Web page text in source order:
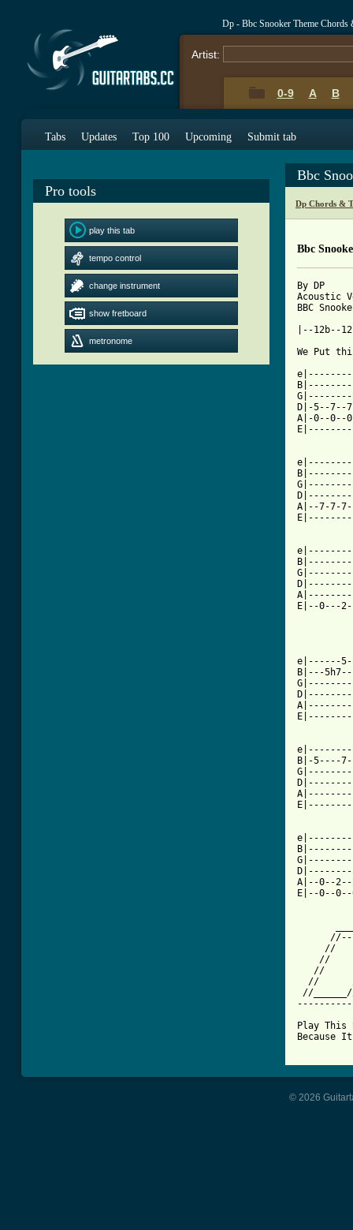
Dp - Bbc Snooker Theme Chords
Artist:
0-9 A B
Tabs Updates Top 100 Upcoming Submit tab
Pro tools
play this tab
tempo control
change instrument
show fretboard
metronome
Bbc
Dp Chords &
Bbc
By DP
Acoustic
BBC
|--12b--
We Put
D|-5--7--
A|-0--0--
A|--7-7-
E|--0---
e|------
B|---
e|---------
B|-5----
A|--0--
E|--0--
//
//
//
//
//
Play This
Because
© 2026